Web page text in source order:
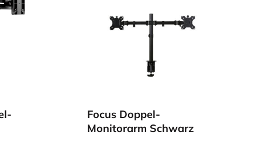
Focus Doppel-
Monitorarm Schwarz